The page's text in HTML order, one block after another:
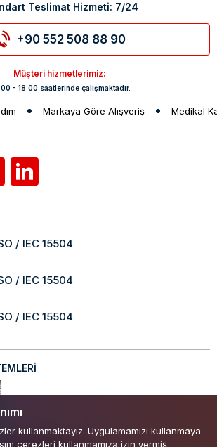
kullanmaktayız. Uygulamamızı kullanmaya
çerezleri kullanmamıza izin vermiş
Teslimat Hizmeti: 7/24
+90 552 508 88 90
Müşteri hizmetlerimiz:
- 18:00 saatlerinde çalışmaktadır.
Markaya Göre Alışveriş Medikal
/ IEC 15504
/ IEC 15504
/ IEC 15504
Keşfedin!